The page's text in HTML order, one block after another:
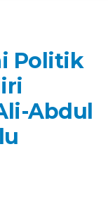
Politik
Abdul